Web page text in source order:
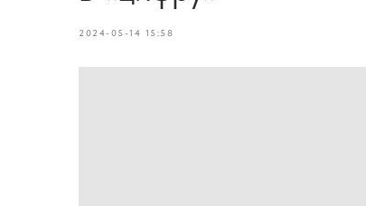
2024-05-14 15:58